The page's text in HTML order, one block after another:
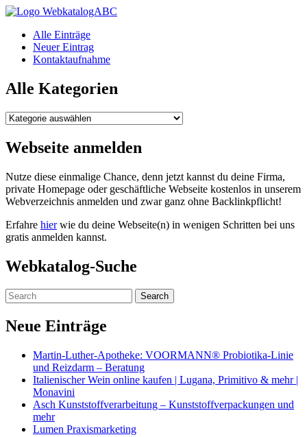
WebkatalogABC
Alle Einträge
Neuer Eintrag
Kontaktaufnahme
Alle Kategorien
Alle
Webseite anmelden
Nutze diese einmalige Chance, denn jetzt kannst du deine Firma,
private Homepage oder geschäftliche Webseite kostenlos in unserem
Webverzeichnis anmelden und zwar ganz ohne Backlinkpflicht!
Erfahre hierwie du deine Webseite(n) in wenigen Schritten bei uns
gratis anmelden kannst.
Webkatalog-Suche
Neue Einträge
Martin-Luther-Apotheke: VOORMANN® Probiotika-Linie
und Reizdarm – Beratung
Italienischer Wein online kaufen | Lugana, Primitivo & mehr |
Monavini
Asch Kunststoffverarbeitung – Kunststoffverpackungen und
mehr
Lumen Praxismarketing